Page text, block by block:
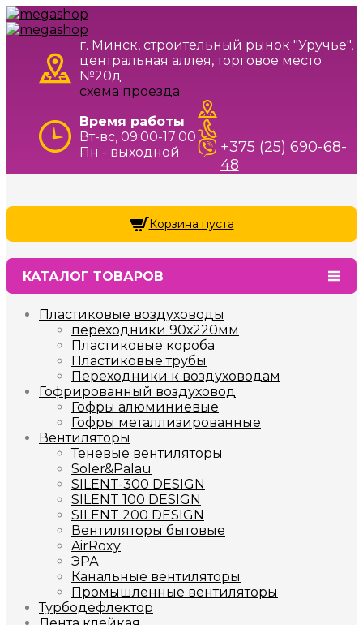
г. Минск, строительный рынок "Уручье",
центральная аллея, торговое место
№20д
схема проезда
Время работы
Вт-вс, 09:00-17:00
Пн - выходной
+375 (25) 690-68-
48
КАТАЛОГ ТОВАРОВ
Пластиковые воздуховоды
переходники 90х220мм
Пластиковые короба
Пластиковые трубы
Переходники к воздуховодам
Гофрированный воздуховод
Гофры алюминиевые
Гофры металлизированные
Вентиляторы
Теневые вентиляторы
Soler&Palau
SILENT-300 DESIGN
SILENT 100 DESIGN
SILENT 200 DESIGN
Вентиляторы бытовые
AirRoxy
ЭРА
Канальные вентиляторы
Промышленные вентиляторы
Турбодефлектор
Корзина пуста